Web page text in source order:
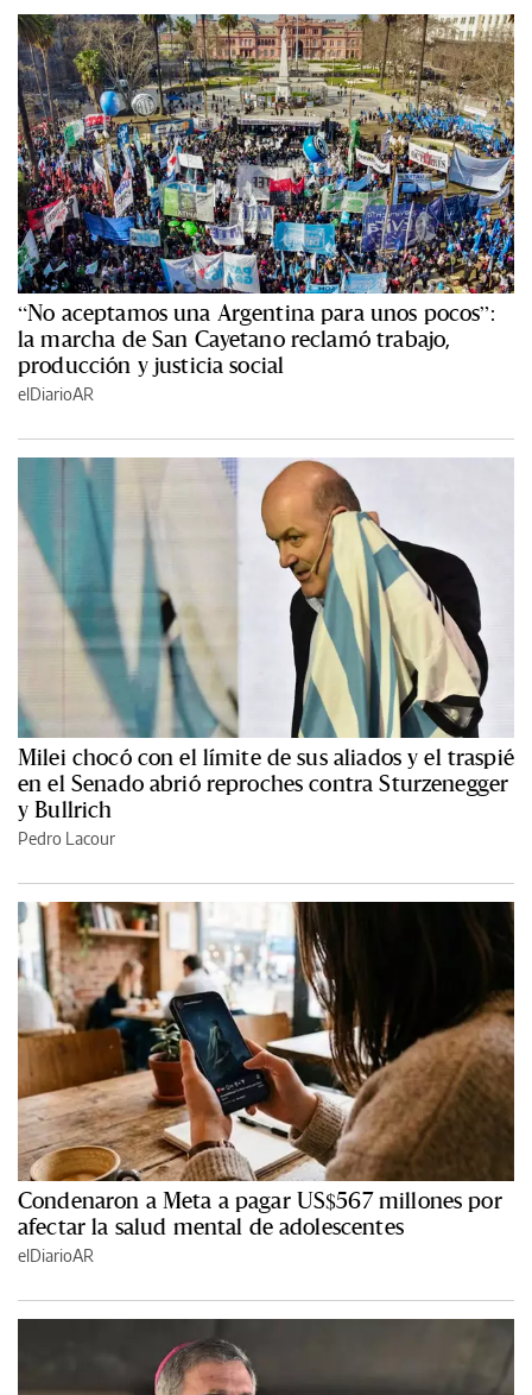
“No aceptamos una Argentina para unos pocos”:
la marcha de San Cayetano reclamó trabajo,
producción y justicia social
elDiarioAR
Milei chocó con el límite de sus aliados y el traspié
en el Senado abrió reproches contra Sturzenegger
y Bullrich
Pedro Lacour
Condenaron a Meta a pagar US$567 millones por
afectar la salud mental de adolescentes
elDiarioAR